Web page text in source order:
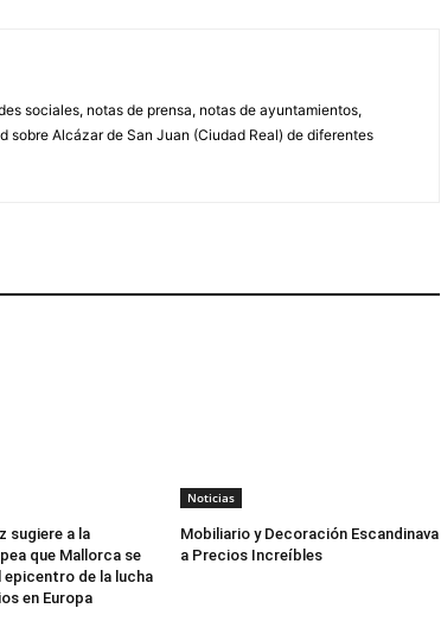
sociales, notas de prensa, notas de ayuntamientos,
sobre Alcázar de San Juan (Ciudad Real) de diferentes
sugiere a la
que Mallorca se
epicentro de la lucha
en Europa
Noticias
Mobiliario y Decoración Escandinava
a Precios Increíbles